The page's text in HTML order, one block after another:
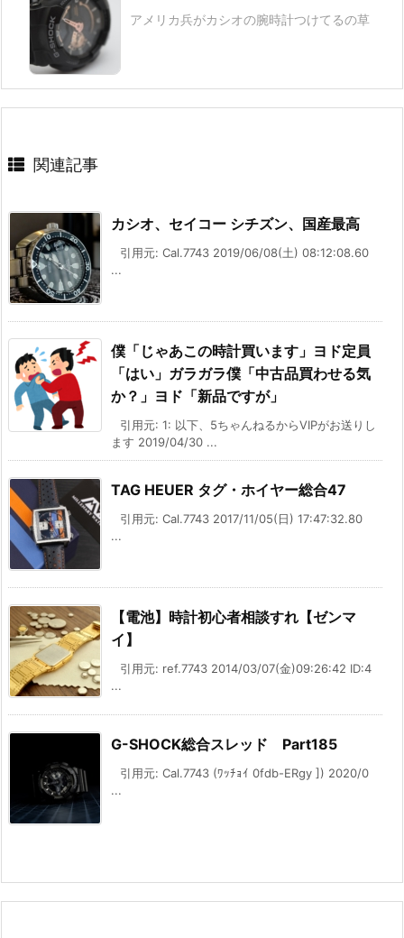
アメリカ兵がカシオの腕時計つけてるの草
関連記事
カシオ、セイコー シチズン、国産最高
引用元: Cal.7743 2019/06/08(土) 08:12:08.60
...
僕「じゃあこの時計買います」ヨド定員
「はい」ガラガラ僕「中古品買わせる気
か？」ヨド「新品ですが」
引用元: 1: 以下、5ちゃんねるからVIPがお送りし
ます 2019/04/30 ...
TAG HEUER タグ・ホイヤー総合47
引用元: Cal.7743 2017/11/05(日) 17:47:32.80
...
【電池】時計初心者相談すれ【ゼンマ
イ】
引用元: ref.7743 2014/03/07(金)09:26:42 ID:4
...
G-SHOCK総合スレッド Part185
引用元: Cal.7743 (ﾜｯﾁｮｲ 0fdb-ERgy ]) 2020/0
...